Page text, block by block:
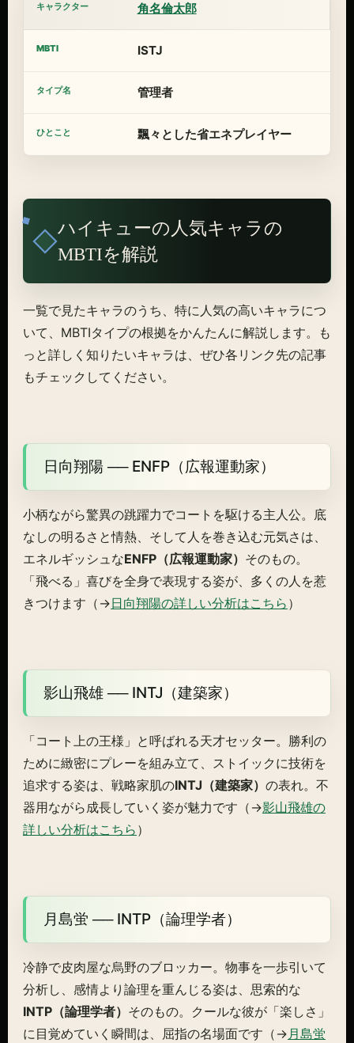
角名倫太郎
ISTJ
管理者
飄々とした省エネプレイヤー
ハイキューの人気キャラの
MBTIを解説
一覧で見たキャラのうち、特に人気の高いキャラにつ
いて、MBTIタイプの根拠をかんたんに解説します。も
っと詳しく知りたいキャラは、ぜひ各リンク先の記事
もチェックしてください。
日向翔陽 ── ENFP（広報運動家）
小柄ながら驚異の跳躍力でコートを駆ける主人公。底
なしの明るさと情熱、そして人を巻き込む元気さは、
エネルギッシュなENFP（広報運動家） そのもの。
「飛べる」喜びを全身で表現する姿が、多くの人を惹
きつけます（→日向翔陽の詳しい分析はこちら ）
影山飛雄 ── INTJ（建築家）
「コート上の王様」と呼ばれる天才セッター。勝利の
ために緻密にプレーを組み立て、ストイックに技術を
追求する姿は、戦略家肌のINTJ（建築家） の表れ。不
器用ながら成長していく姿が魅力です（→影山飛雄の
詳しい分析はこちら ）
月島蛍 ── INTP（論理学者）
冷静で皮肉屋な烏野のブロッカー。物事を一歩引いて
分析し、感情より論理を重んじる姿は、思索的な
INTP（論理学者） そのもの。クールな彼が「楽しさ」
に目覚めていく瞬間は、屈指の名場面です（→月島蛍